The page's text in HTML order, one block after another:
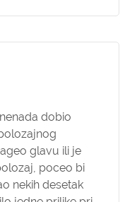
dobio
glavu ili je
poceo bi
nekih desetak